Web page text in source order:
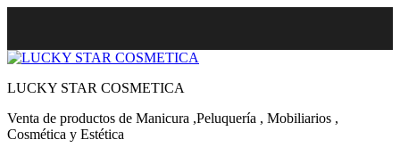
LUCKY STAR COSMETICA
Venta de productos de Manicura ,Peluquería , Mobiliarios ,
Cosmética y Estética